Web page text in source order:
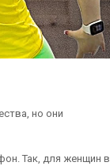
но они
Так, для женщин в